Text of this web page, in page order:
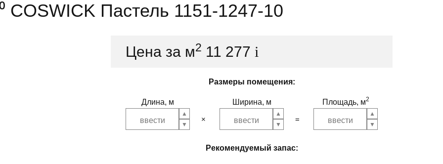
COSWICK Пастель 1151-1247-10
Цена за м2 11 277 i
Размеры помещения:
Длина, м Ширина, м Площадь, м2
Рекомендуемый запас: